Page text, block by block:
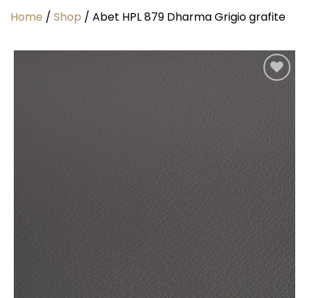
Home / Shop / Abet HPL 879 Dharma Grigio grafite